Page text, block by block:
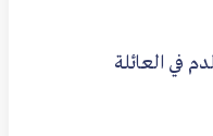
في العائلة